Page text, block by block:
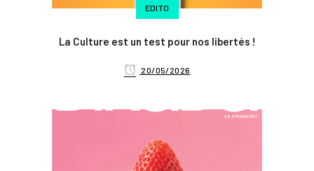
EDITO
La Culture est un test pour nos libertés !
20/05/2026